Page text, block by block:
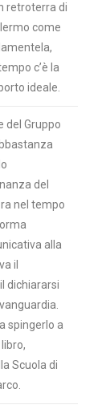
retroterra di
come
c’è la
ideale.
del Gruppo
del
nel tempo
alla
il
dichiararsi
spingerlo a
Scuola di